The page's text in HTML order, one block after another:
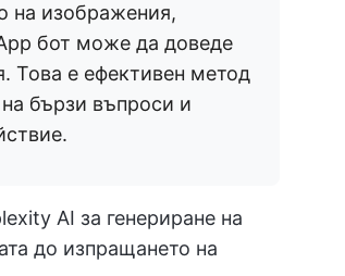
на изображения,
бот може да доведе
Това е ефективен метод
бързи въпроси и
AI за генериране на
до изпращането на